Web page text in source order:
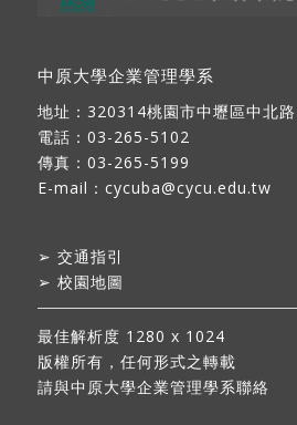
中原大學企業管理學系
地址： 320314桃園市中壢區中北
電話：03-265-5102
傳真：03-265-5199
E-mail： cycuba@cycu.edu.tw
➢ 交通指引
➢ 校園地圖
最佳解析度 1280 x 1024
版權所有，任何形式之轉載
請與中原大學企業管理學系聯絡